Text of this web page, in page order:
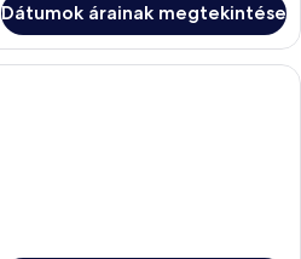
Dátumok árainak megtekintése
Széf a szobában, íróasztal,